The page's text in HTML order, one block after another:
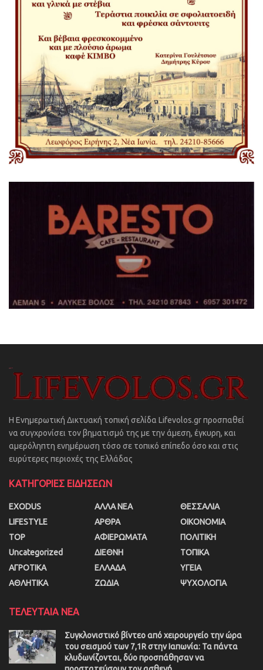
Η Ενημερωτική Δικτυακή τοπική σελίδα Lifevolos.gr προσπαθεί
να συγχρονίσει τον βηματισμό της με την άμεση, έγκυρη, και
αμερόληπτη ενημέρωση τόσο σε τοπικό επίπεδο όσο και στις
ευρύτερες περιοχές της Ελλάδας
ΚΑΤΗΓΟΡΙΕΣ ΕΙΔΗΣΕΩΝ
EXODUS
LIFESTYLE
TOP
Uncategorized
ΑΓΡΟΤΙΚΑ
ΑΘΛΗΤΙΚΑ
ΑΛΛΑ ΝΕΑ
ΑΡΘΡΑ
ΑΦΙΕΡΩΜΑΤΑ
ΔΙΕΘΝΗ
ΕΛΛΑΔΑ
ΖΩΔΙΑ
ΘΕΣΣΑΛΙΑ
ΟΙΚΟΝΟΜΙΑ
ΠΟΛΙΤΙΚΗ
ΤΟΠΙΚΑ
ΥΓΕΙΑ
ΨΥΧΟΛΟΓΙΑ
ΤΕΛΕΥΤΑΙΑ ΝΕΑ
Συγκλονιστικό βίντεο από χειρουργείο την ώρα
του σεισμού των 7,1R στην Ιαπωνία: Τα πάντα
κλυδωνίζονται, δύο προσπάθησαν να